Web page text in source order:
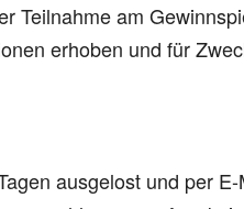
am
erhoben und für
ausgelost und per